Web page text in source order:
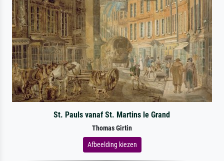
St. Pauls vanaf St. Martins le Grand
Thomas Girtin
Afbeelding kiezen